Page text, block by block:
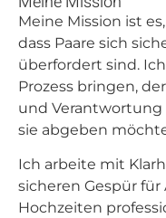
Meine Mission ist
dass Paare sich
überfordert sind.
Prozess bringen,
und Verantwortung
sie abgeben
Ich arbeite mit
sicheren Gespür
Hochzeiten